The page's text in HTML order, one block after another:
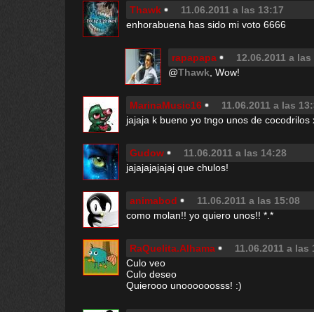
Thawk
11.06.2011 a las 13:17
enhorabuena has sido mi voto 6666
rapapapa
12.06.2011 a
@Thawk , Wow!
MarinaMusic16
11.06.2011 a las
jajaja k bueno yo tngo unos de cocodrilos
Gudow
11.06.2011 a las 14:28
jajajajajajaj que chulos!
animabod
11.06.2011 a las 15:08
como molan!! yo quiero unos!! *.*
RaQuelita.Alhama
11.06.2011 a las
Culo veo
Culo deseo
Quierooo unoooooosss! :)